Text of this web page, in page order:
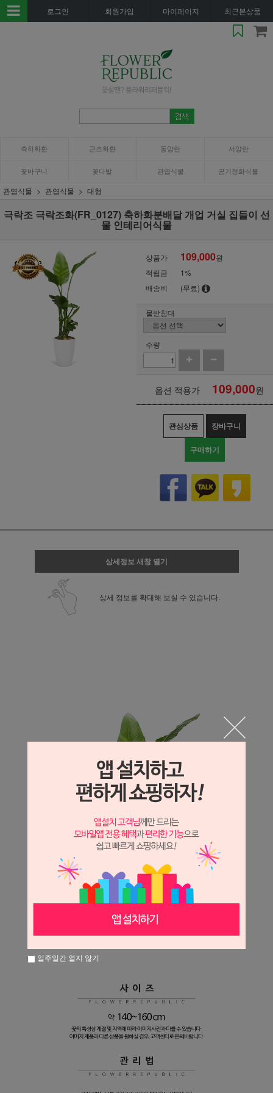
로그인 회원가입 마이페이지 최근본상품
축하화환 근조화환 동양란 서양란
꽃바구니 꽃다발 관엽식물 공기정화식물
관엽식물 관엽식물 대형
극락조 극락조화(FR_0127) 축하화분배달 개업 거실 집들이 선
물 인테리어식물
상품가 109,000원
적립금
1%
배송비
(무료)
물받침대
수량
옵션 적용가 109,000원
관심상품 장바구니
구매하기
상세정보 새창 열기
상세 정보를 확대해 보실 수 있습니다.
일주일간 열지 않기